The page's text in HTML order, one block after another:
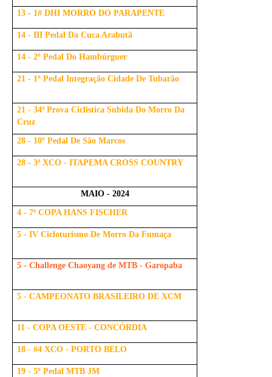
13 - 1# DHI MORRO DO PARAPENTE
14 - III Pedal Da Cuca Arabutã
14 - 2º Pedal Do Hambúrguer
21 - 1º Pedal Integração Cidade De Tubarão
21 - 34ª Prova Ciclistica Subida Do Morro Da
Cruz
28 - 10º Pedal De São Marcos
28 - 3ª XCO - ITAPEMA CROSS COUNTRY
MAIO - 2024
4 - 7ª COPA HANS FISCHER
5 - IV Cicloturismo De Morro Da Fumaça
5 - Challenge Chaoyang de MTB - Garopaba
5 - CAMPEONATO BRASILEIRO DE XCM
11 - COPA OESTE - CONCÓRDIA
18 - #4 XCO - PORTO BELO
19 - 5º Pedal MTB JM